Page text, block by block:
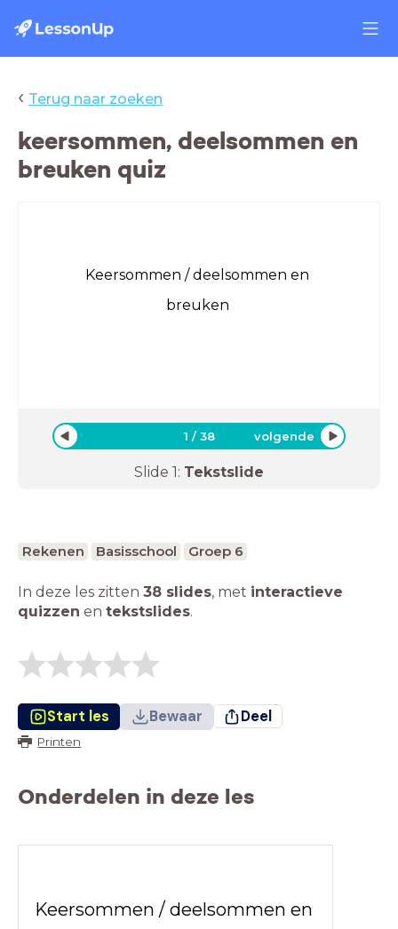
‹ Terug naar zoeken
keersommen, deelsommen en
breuken quiz
Keersommen / deelsommen en
breuken
1 /38 volgende
Slide 1: Tekstslide
Rekenen Basisschool Groep 6
In deze les zitten 38 slides, met interactieve
quizzen en tekstslides.
Start les Bewaar Deel
Printen
Onderdelen in deze les
Keersommen / deelsommen en